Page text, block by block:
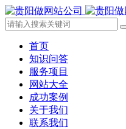
首页
知识问答
服务项目
网站大全
成功案例
关于我们
联系我们